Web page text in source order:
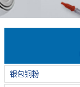
银包铜粉